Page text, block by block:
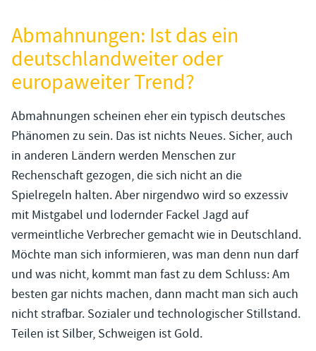
Abmahnungen: Ist das ein
deutschlandweiter oder
europaweiter Trend?
Abmahnungen scheinen eher ein typisch deutsches
Phänomen zu sein. Das ist nichts Neues. Sicher, auch
in anderen Ländern werden Menschen zur
Rechenschaft gezogen, die sich nicht an die
Spielregeln halten. Aber nirgendwo wird so exzessiv
mit Mistgabel und lodernder Fackel Jagd auf
vermeintliche Verbrecher gemacht wie in Deutschland.
Möchte man sich informieren, was man denn nun darf
und was nicht, kommt man fast zu dem Schluss: Am
besten gar nichts machen, dann macht man sich auch
nicht strafbar. Sozialer und technologischer Stillstand.
Teilen ist Silber, Schweigen ist Gold.